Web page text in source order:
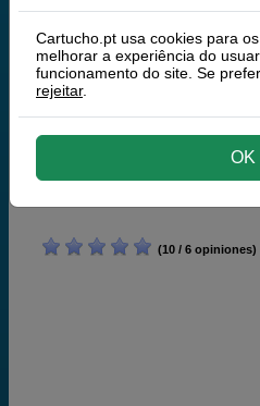
HP 45 (HP 51645AE) tinteiro
(10 / 6 opiniones)
Cartucho.pt usa cookies para
melhorar a experiência do
funcionamento do site. Se
rejeitar.
OK